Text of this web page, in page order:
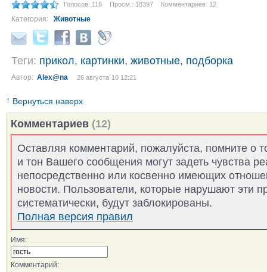
Голосов: 116 Просм.: 18397 Комментариев: 12
Категория: Животные
Теги: прикол, картинки, животные, подборка
Автор: Alex@na 26 августа´10 12:21
↑ Вернуться наверх
Комментариев (12)
Оставляя комментарий, пожалуйста, помните о
и тон Вашего сообщения могут задеть чувства
непосредственно или косвенно имеющих
новости. Пользователи, которые нарушают эти
систематически, будут заблокированы.
Полная версия правил
Имя:
Комментарий: